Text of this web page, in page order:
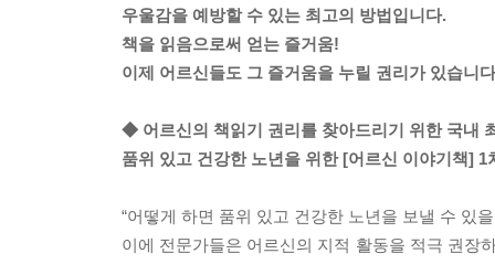
우울감을 예방할 수 있는 최고의 방법입니다.
책을 읽음으로써 얻는 즐거움!
이제 어르신들도 그 즐거움을 누릴 권리가 있습니
◆ 어르신의 책읽기 권리를 찾아드리기 위한 국내
품위 있고 건강한 노년을 위한 [어르신 이야기책] 1
“어떻게 하면 품위 있고 건강한 노년을 보낼 수 있을
이에 전문가들은 어르신의 지적 활동을 적극 권장